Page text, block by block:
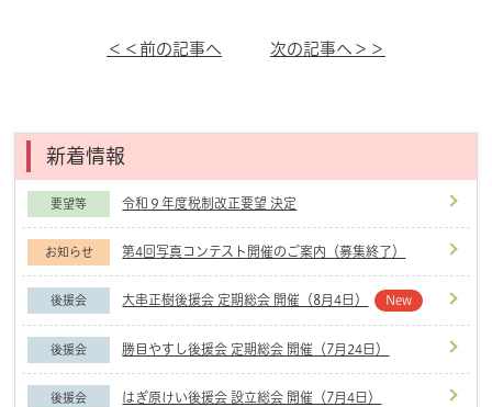
＜＜前の記事へ 次の記事へ＞＞
新着情報
要望等 令和９年度税制改正要望 決定
お知らせ 第4回写真コンテスト開催のご案内（募集終了）
後援会 大串正樹後援会 定期総会 開催（8月4日） New
後援会 勝目やすし後援会 定期総会 開催（7月24日）
後援会 はぎ原けい後援会 設立総会 開催（7月4日）